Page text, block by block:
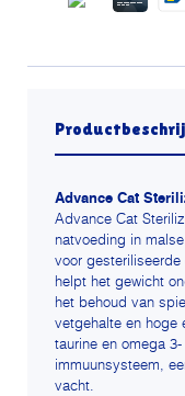
Advance Cat
Advance Cat
natvoeding in
voor
helpt het gewicht
het behoud van
vetgehalte en hoge
taurine en omega
immuunsysteem,
vacht.